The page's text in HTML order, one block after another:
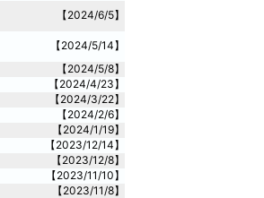
【2024/6/5】
【2024/5/14】
【2024/5/8】
【2024/4/23】
【2024/3/22】
【2024/2/6】
【2024/1/19】
【2023/12/14】
【2023/12/8】
【2023/11/10】
【2023/11/8】